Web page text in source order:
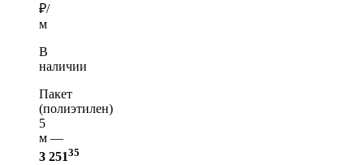
₽/
м
В
наличии
Пакет
(полиэтилен)
5
м —
3 25135